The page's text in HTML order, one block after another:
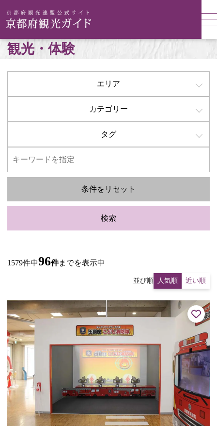
観光・体験
エリア
カテゴリー
タグ
条件をリセット
検索
1579件中96件までを表示中
並び順 人気順 近い順